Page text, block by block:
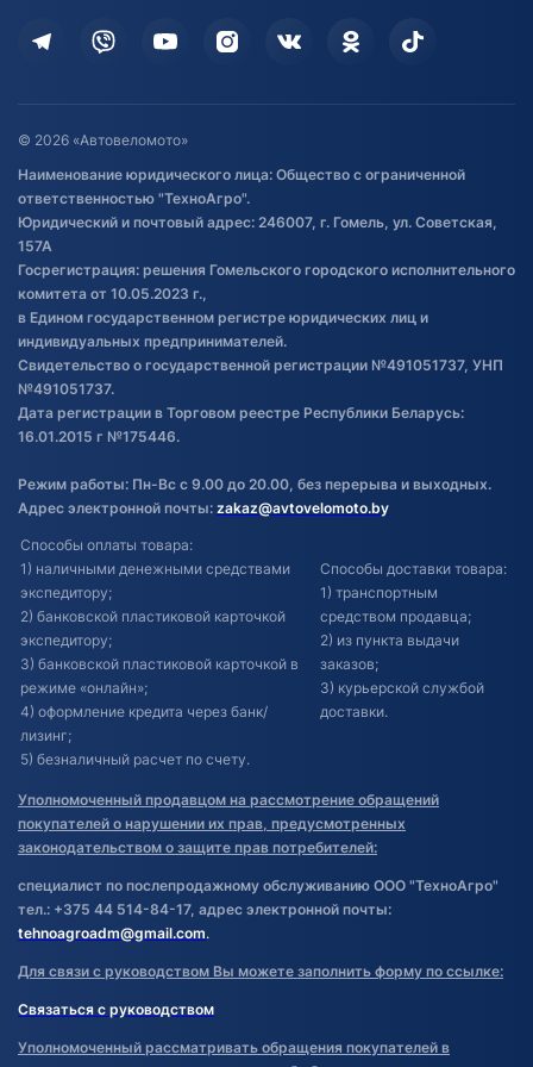
Дополнительные услуги
Оставить отзыв
Договор публичной оферты
Обработка файлов cookie
Постановка транспорта на учет
Обновления в ЭПТС 2024
© 2026 «Автовеломото»
Наименование юридического лица: Общество с ограниченной
ответственностью "ТехноАгро".
Юридический и почтовый адрес: 246007, г. Гомель, ул. Советская,
157А
Госрегистрация: решения Гомельского городского исполнительного
комитета от 10.05.2023 г.,
в Едином государственном регистре юридических лиц и
индивидуальных предпринимателей.
Свидетельство о государственной регистрации №491051737, УНП
№491051737.
Дата регистрации в Торговом реестре Республики Беларусь:
16.01.2015 г №175446.
Режим работы: Пн-Вс с 9.00 до 20.00, без перерыва и выходных.
Адрес электронной почты: zakaz@avtovelomoto.by
Способы оплаты товара:
1) наличными денежными средствами
экспедитору;
2) банковской пластиковой карточкой
экспедитору;
3) банковской пластиковой карточкой в
режиме «онлайн»;
4) оформление кредита через банк/
лизинг;
5) безналичный расчет по счету.
Способы доставки товара:
1) транспортным
средством продавца;
2) из пункта выдачи
заказов;
3) курьерской службой
доставки.
Уполномоченный продавцом на рассмотрение обращений
покупателей о нарушении их прав, предусмотренных
законодательством о защите прав потребителей:
специалист по послепродажному обслуживанию ООО "ТехноАгро"
тел.: +375 44 514-84-17, адрес электронной почты:
tehnoagroadm@gmail.com.
Для связи с руководством Вы можете заполнить форму по ссылке:
Связаться с руководством
Уполномоченный рассматривать обращения покупателей в